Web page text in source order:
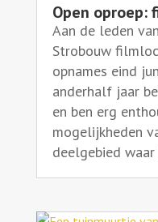
Open oproep:
Aan de leden
Strobouw
opnames eind
anderhalf jaar
en ben erg
mogelijkheden
deelgebied